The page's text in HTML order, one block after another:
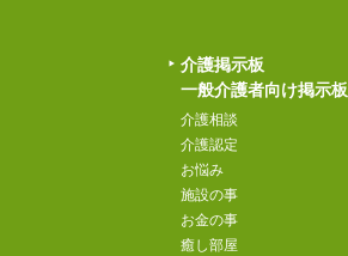
介護掲示板
一般介護者向け掲示板
介護相談
介護認定
お悩み
施設の事
お金の事
癒し部屋